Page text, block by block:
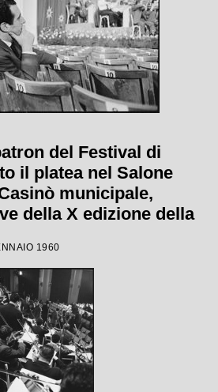
del Festival di
il platea nel Salone
municipale,
della X edizione della
1960